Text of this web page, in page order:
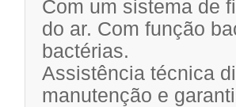
Com um sistema de
do ar. Com função
bactérias.
Assistência técnica
manutenção e